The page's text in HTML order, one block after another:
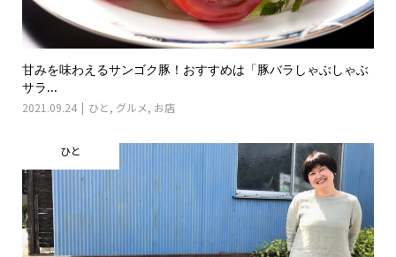
甘みを味わえるサンゴク豚！おすすめは「豚バラしゃぶしゃぶ
サラ...
2021.09.24 ひと , グルメ, お店
ひと